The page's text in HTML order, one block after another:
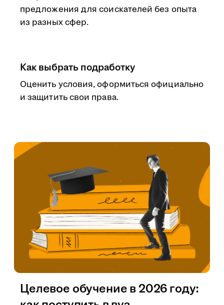
предложения для соискателей без опыта
из разных сфер.
Как выбрать подработку
Оценить условия, оформиться официально
и защитить свои права.
Целевое обучение в 2026 году: